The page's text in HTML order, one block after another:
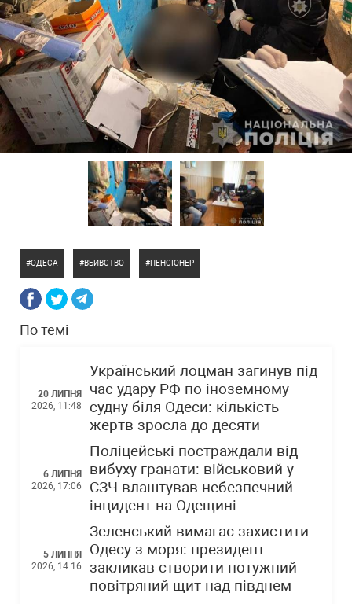
ОДЕСА ВБИВСТВО ПЕНСІОНЕР
По темі
20 ЛИПНЯ
2026, 11:48
Український лоцман загинув під
час удару РФ по іноземному
судну біля Одеси: кількість
жертв зросла до десяти
6 ЛИПНЯ
2026, 17:06
Поліцейські постраждали від
вибуху гранати: військовий у
СЗЧ влаштував небезпечний
інцидент на Одещині
5 ЛИПНЯ
2026, 14:16
Зеленський вимагає захистити
Одесу з моря: президент
закликав створити потужний
повітряний щит над півднем